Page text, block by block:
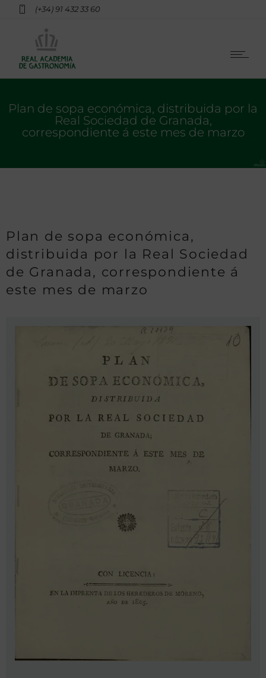
(+34) 91 432 33 60
Plan de sopa económica, distribuida por la
Real Sociedad de Granada,
correspondiente á este mes de marzo
Plan de sopa económica,
distribuida por la Real Sociedad
de Granada, correspondiente á
este mes de marzo